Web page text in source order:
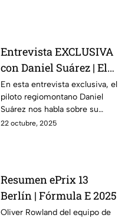
Entrevista EXCLUSIVA
con Daniel Suárez | El
Piloto Mexicano que
firma con Spire
Motorsports
En esta entrevista exclusiva, el
piloto regiomontano Daniel
Suárez nos habla sobre su
trayectoria en la NASCAR Cup
máxima categoría del
automovilismo
estadounidense.
22 octubre, 2025
Resumen ePrix 13
Berlín | Fórmula E 2025
Oliver Rowland del equipo de